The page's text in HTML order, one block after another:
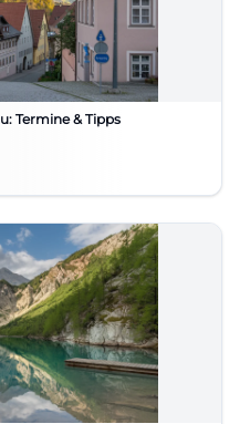
Termine & Tipps